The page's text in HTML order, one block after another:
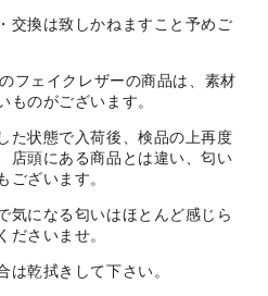
交換は致しかねますこと予めご
フェイクレザーの商品は、素材
ものがございます。
た状態で入荷後、検品の上再度
店頭にある商品とは違い、匂い
ございます。
気になる匂いはほとんど感じら
ださいませ。
乾拭きして下さい。